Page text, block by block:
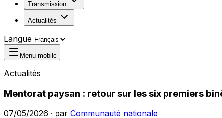
Transmission
Actualités
Langue
Menu mobile
Actualités
Mentorat paysan : retour sur les six premiers
07/05/2026 · par Communauté nationale